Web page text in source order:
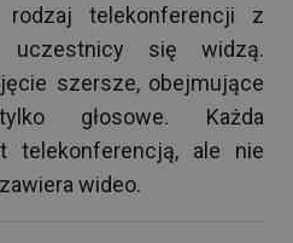
rodzaj telekonferencji z
się widzą.
szersze, obejmujące
głosowe. Każda
telekonferencją, ale nie
wideo.